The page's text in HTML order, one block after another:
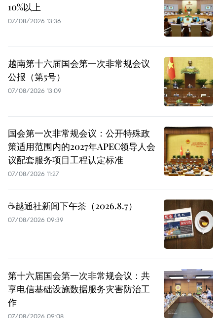
10%以上
07/08/2026 13:36
越南第十六届国会第一次非常规会议
公报（第5号）
07/08/2026 13:09
国会第一次非常规会议：公开特殊政
策适用范围内的2027年APEC领导人会
议配套服务项目工程认定标准
07/08/2026 11:27
☕️越通社新闻下午茶（2026.8.7）
07/08/2026 09:39
第十六届国会第一次非常规会议：共
享电信基础设施数据服务灾害防治工
作
07/08/2026 09:08